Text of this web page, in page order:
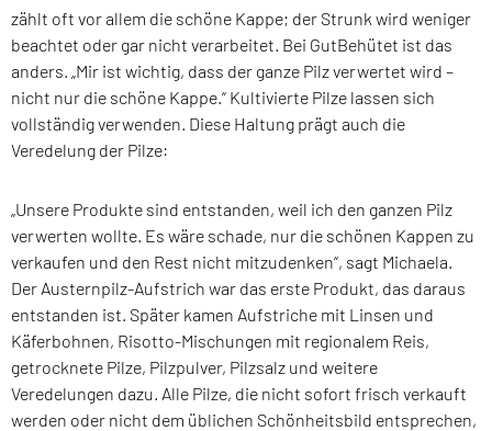
zählt oft vor allem die schöne Kappe; der Strunk wird weniger
beachtet oder gar nicht verarbeitet. Bei GutBehütet ist das
anders. „Mir ist wichtig, dass der ganze Pilz verwertet wird –
nicht nur die schöne Kappe.“ Kultivierte Pilze lassen sich
vollständig verwenden. Diese Haltung prägt auch die
Veredelung der Pilze:
„Unsere Produkte sind entstanden, weil ich den ganzen Pilz
verwerten wollte. Es wäre schade, nur die schönen Kappen zu
verkaufen und den Rest nicht mitzudenken“, sagt Michaela.
Der Austernpilz-Aufstrich war das erste Produkt, das daraus
entstanden ist. Später kamen Aufstriche mit Linsen und
Käferbohnen, Risotto-Mischungen mit regionalem Reis,
getrocknete Pilze, Pilzpulver, Pilzsalz und weitere
Veredelungen dazu. Alle Pilze, die nicht sofort frisch verkauft
werden oder nicht dem üblichen Schönheitsbild entsprechen,